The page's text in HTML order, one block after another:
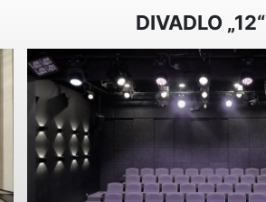
DIVADLO „12“